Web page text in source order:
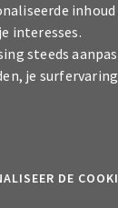
interesses.
steeds
je
DE